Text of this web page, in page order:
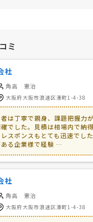
ミ
社
角高 憲治
大阪府大阪市浪速区湊町1-4-38
は丁寧で親身、課題把握力
でした。見積は相場内で納
レスポンスもとても迅速でし
ある企業様で経験 …
社
角高 憲治
大阪府大阪市浪速区湊町1-4-38